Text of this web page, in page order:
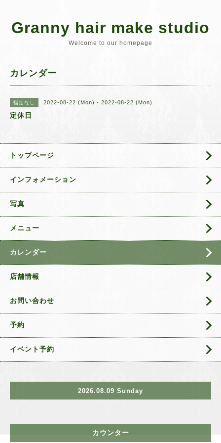
Granny hair make studio
Welcome to our homepage
カレンダー
指定なし 2022-08-22 (Mon) - 2022-08-22 (Mon)
定休日
トップページ
インフォメーション
写真
メニュー
カレンダー
店舗情報
お問い合わせ
予約
イベント予約
2026.08.09 Sunday
カウンター